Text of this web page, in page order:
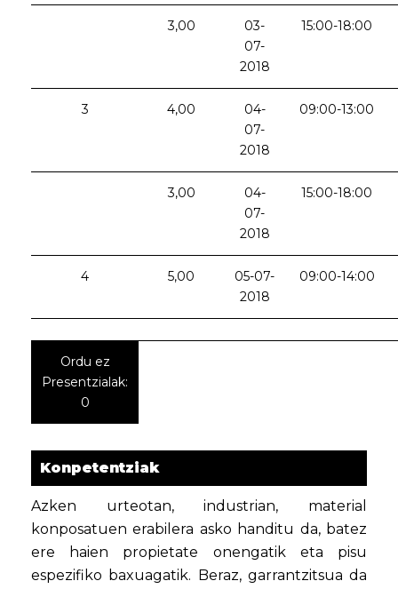
3,00
03-
07-
2018
15:00-18:00
3 4,00
04-
07-
2018
09:00-13:00
3,00
04-
07-
2018
15:00-18:00
4 5,00
05-07-
2018
09:00-14:00
Ordu ez
Presentzialak:
0
Konpetentziak
Azken urteotan, industrian, material
konposatuen erabilera asko handitu da, batez
ere haien propietate onengatik eta pisu
espezifiko baxuagatik. Beraz, garrantzitsua da